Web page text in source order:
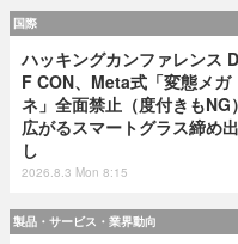
国際
ハッキングカンファレンス
F CON、Meta式「変態メガ
ネ」全面禁止（度付きもNG）
広がるスマートグラス締め出
し
2026.8.3 Mon 8:15
製品・サービス・業界動向